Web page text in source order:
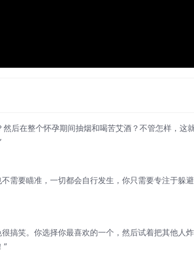
后在整个怀孕期间抽烟和喝苦艾酒？不管怎样，这
需要瞄准，一切都会自行发生，你只需要专注于躲
搞笑。你选择你最喜欢的一个，然后试着把其他人
”